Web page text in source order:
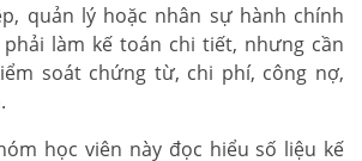
quản lý hoặc nhân sự hành chính
làm kế toán chi tiết, nhưng cần
soát chứng từ, chi phí, công nợ,
học viên này đọc hiểu số liệu kế